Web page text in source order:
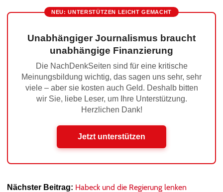
NEU: UNTERSTÜTZEN LEICHT GEMACHT
Unabhängiger Journalismus braucht
unabhängige Finanzierung
Die NachDenkSeiten sind für eine kritische
Meinungsbildung wichtig, das sagen uns sehr, sehr
viele – aber sie kosten auch Geld. Deshalb bitten
wir Sie, liebe Leser, um Ihre Unterstützung.
Herzlichen Dank!
Jetzt unterstützen
Nächster Beitrag: Habeck und die Regierung lenken